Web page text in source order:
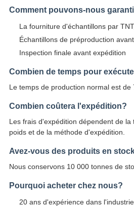
Comment pouvons-nous
La fourniture d'échantillons par
Échantillons de préproduction
Inspection finale avant expédition
Combien de temps pour
Le temps de production normal est de
Combien coûtera l'expédition?
Les frais d'expédition dépendent de la
poids et de la méthode d'expédition.
Avez-vous des produits en
Nous conservons 10 000 tonnes de
Pourquoi acheter chez nous?
20 ans d'expérience dans